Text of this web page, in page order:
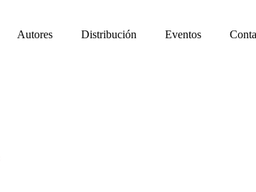
Autores Distribución Eventos